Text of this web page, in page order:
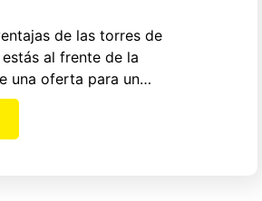
de las torres de
al frente de la
una oferta para un…